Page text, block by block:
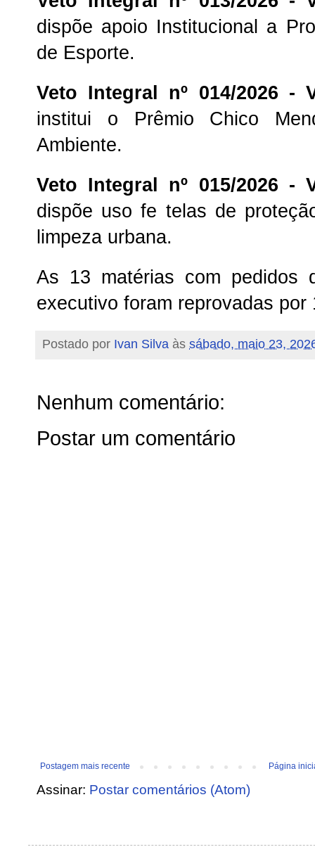
dispõe apoio Institucional a
de Esporte.
Veto Integral nº 014/2026 -
institui o Prêmio Chico
Ambiente.
Veto Integral nº 015/2026 -
dispõe uso fe telas de
limpeza urbana.
As 13 matérias com pedidos
executivo foram reprovadas
Postado por Ivan Silva às sábado, maio 23,
Nenhum comentário:
Postar um comentário
Postagem mais recente Página
Assinar: Postar comentários (Atom)